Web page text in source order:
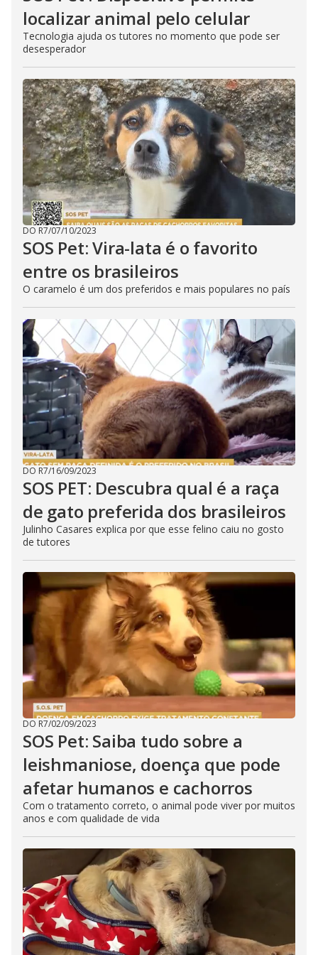
localizar animal pelo celular
Tecnologia ajuda os tutores no momento que pode ser
desesperador
DO R7/07/10/2023
SOS Pet: Vira-lata é o favorito
entre os brasileiros
O caramelo é um dos preferidos e mais populares no país
DO R7/16/09/2023
SOS PET: Descubra qual é a raça
de gato preferida dos brasileiros
Julinho Casares explica por que esse felino caiu no gosto
de tutores
DO R7/02/09/2023
SOS Pet: Saiba tudo sobre a
leishmaniose, doença que pode
afetar humanos e cachorros
Com o tratamento correto, o animal pode viver por muitos
anos e com qualidade de vida